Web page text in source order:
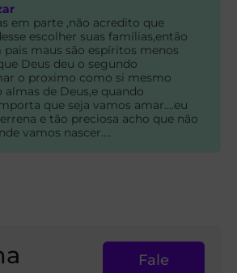
em parte ,não acredito que
escolher suas famílias,então
maus são espíritos menos
Deus deu o segundo
o proximo como si mesmo
de Deus,e quando
que seja vamos amar....eu
e tão preciosa acho que não
vamos nascer....
Fale